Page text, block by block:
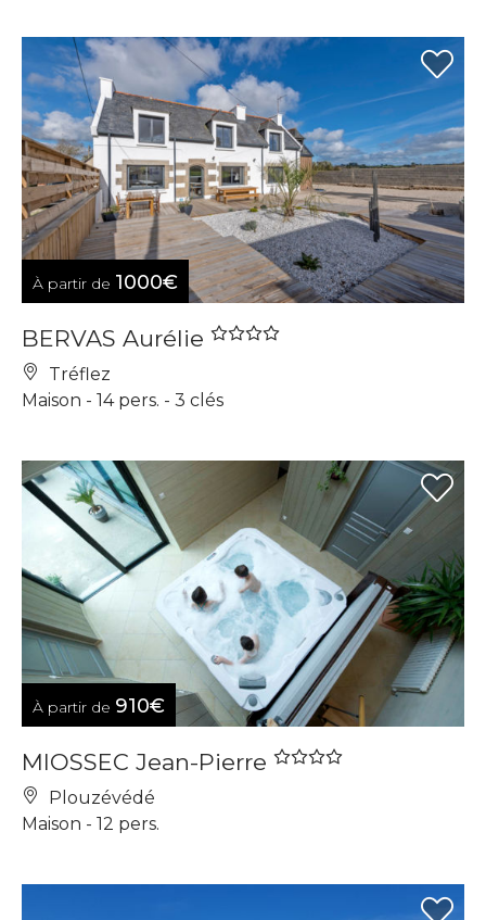
À partir de 1000€
BERVAS Aurélie
Tréflez
Maison - 14 pers. - 3 clés
À partir de 910€
MIOSSEC Jean-Pierre
Plouzévédé
Maison - 12 pers.